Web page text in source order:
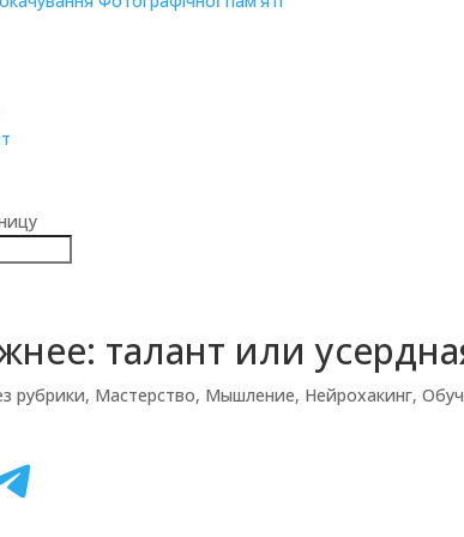
талант или
рубрики, Мастерство, Мышление, Нейрохакинг,